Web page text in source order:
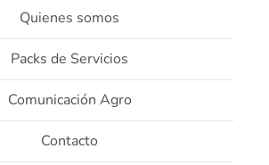
Quienes somos
Packs de Servicios
Comunicación Agro
Contacto